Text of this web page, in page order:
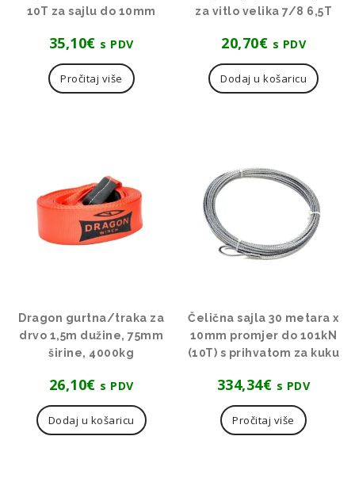
10T za sajlu do 10mm
35,10€ s PDV
Pročitaj više
za vitlo velika 7/8 6,5T
20,70€ s PDV
Dodaj u košaricu
Dragon gurtna/traka za
drvo 1,5m dužine, 75mm
širine, 4000kg
26,10€ s PDV
Dodaj u košaricu
Čelična sajla 30 metara x
10mm promjer do 101kN
(10T) s prihvatom za kuku
334,34€ s PDV
Pročitaj više